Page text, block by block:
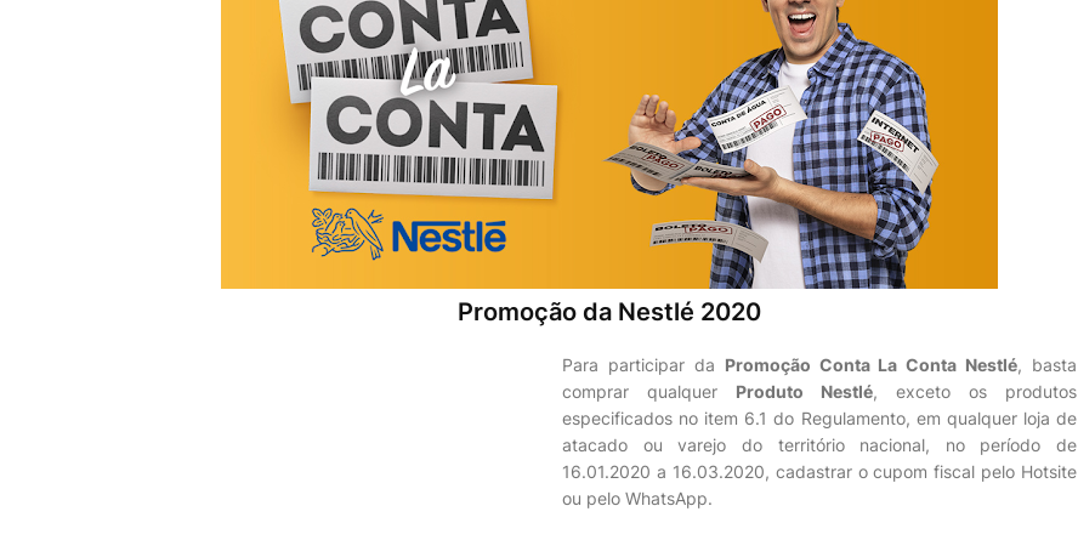
Promoção da Nestlé 2020
Para participar da Promoção Conta La Conta Nestlé, basta
comprar qualquer Produto Nestlé, exceto os produtos
especificados no item 6.1 do Regulamento, em qualquer loja de
atacado ou varejo do território nacional, no período de
16.01.2020 a 16.03.2020, cadastrar o cupom fiscal pelo Hotsite
ou pelo WhatsApp.